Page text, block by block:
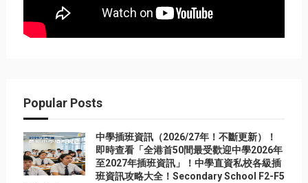
Popular Posts
中學插班資訊（2026/27年！不斷更新）！
即時查看「全港首50間最受歡迎中學2026年
至2027年插班資訊」！中學直資私校各級插
班資訊攻略大全！Secondary School F2-F5